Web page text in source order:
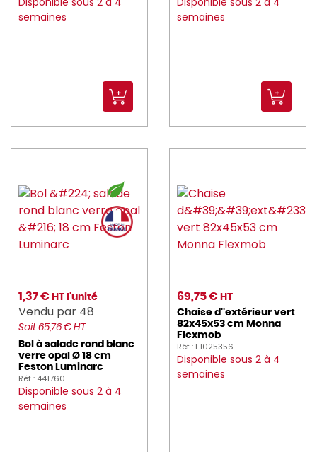
kuantom (2)
LE_VRAI (5)
lesnouvellespailles (4)
LIBBEY (1)
Luminarc (102)
MAPA (9)
MASTRAD (2)
MAUVIEL (60)
MEALPLAK (32)
semaines
semaines
1,37 € HT l'unité
Vendu par 48
Soit 65,76 € HT
Bol à salade rond blanc
verre opal Ø 18 cm
Feston Luminarc
Réf : 441760
Disponible sous 2 à 4
semaines
69,75 € HT
Chaise d''extérieur vert
82x45x53 cm Monna
Flexmob
Réf : E1025356
Disponible sous 2 à 4
semaines